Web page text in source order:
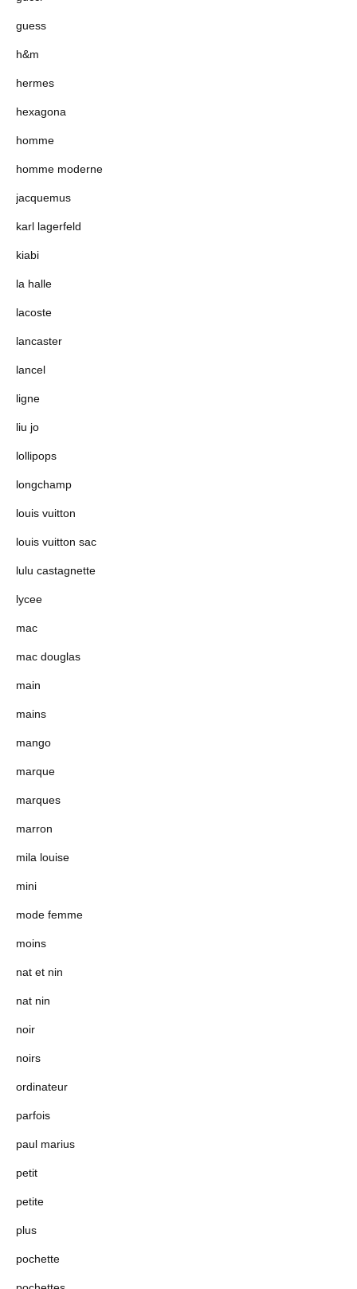
guess
h&m
hermes
hexagona
homme
homme moderne
jacquemus
karl lagerfeld
kiabi
la halle
lacoste
lancaster
lancel
ligne
liu jo
lollipops
longchamp
louis vuitton
louis vuitton sac
lulu castagnette
lycee
mac
mac douglas
main
mains
mango
marque
marques
marron
mila louise
mini
mode femme
moins
nat et nin
nat nin
noir
noirs
ordinateur
parfois
paul marius
petit
petite
plus
pochette